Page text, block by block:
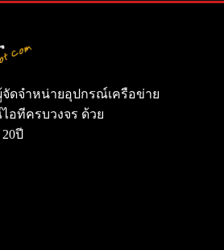
ผู้จัดจำหน่ายอุปกรณ์เครือข่าย
อทีครบวงจร ด้วย
ปี